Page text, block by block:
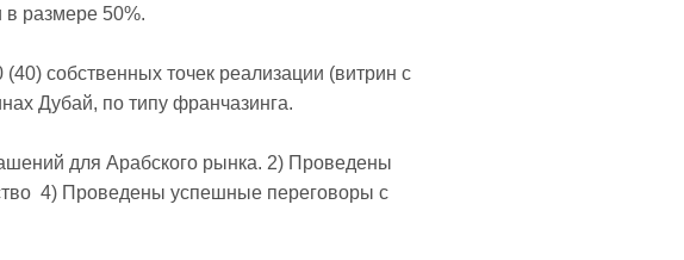
в размере 50%.
собственных точек реализации (витрин с
Дубай, по типу франчазинга.
для Арабского рынка. 2) Проведены
4) Проведены успешные переговоры с